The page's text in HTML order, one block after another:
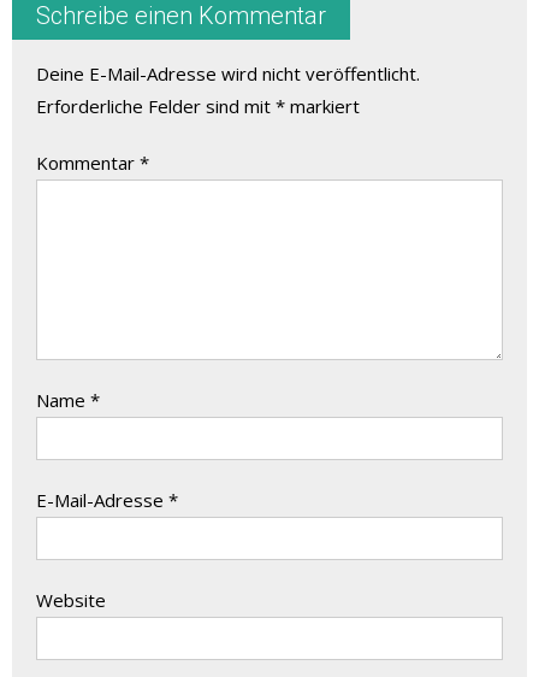
Schreibe einen Kommentar
Deine E-Mail-Adresse wird nicht veröffentlicht.
Erforderliche Felder sind mit * markiert
Kommentar *
Name *
E-Mail-Adresse *
Website